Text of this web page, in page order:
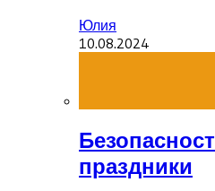
Юлия
10.08.2024
праздники